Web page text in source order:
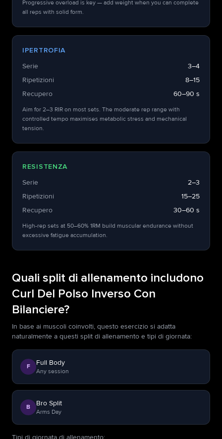
Progressive overload is key — add weight when you can complete
all reps with solid form.
IPERTROFIA
Serie
3–4
Ripetizioni
8–15
Recupero
60–90 s
Aim for 2–3 RIR on most sets. The moderate rep range with
controlled tempo maximises metabolic stress and mechanical
tension.
RESISTENZA
Serie
2–3
Ripetizioni
15–25
Recupero
30–60 s
High-rep sets at 50–60% 1RM build muscular endurance without
excessive fatigue accumulation.
Quali split di allenamento includono
Curl Del Polso Inverso Con
Bilanciere?
In base ai muscoli coinvolti, questo esercizio si adatta
naturalmente a questi split di allenamento e tipi di giornata:
F Full Body
Any session
B Bro Split
Arms Day
Tipi di giornata di allenamento: